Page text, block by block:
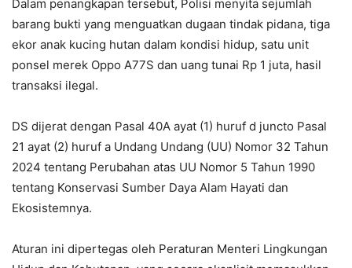
Dalam penangkapan tersebut, Polisi menyita sejumlah
barang bukti yang menguatkan dugaan tindak pidana, tiga
ekor anak kucing hutan dalam kondisi hidup, satu unit
ponsel merek Oppo A77S dan uang tunai Rp 1 juta, hasil
transaksi ilegal.
DS dijerat dengan Pasal 40A ayat (1) huruf d juncto Pasal
21 ayat (2) huruf a Undang Undang (UU) Nomor 32 Tahun
2024 tentang Perubahan atas UU Nomor 5 Tahun 1990
tentang Konservasi Sumber Daya Alam Hayati dan
Ekosistemnya.
Aturan ini dipertegas oleh Peraturan Menteri Lingkungan